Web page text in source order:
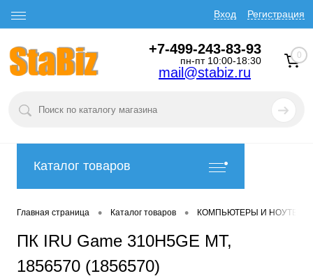
Вход Регистрация
+7-499-243-83-93
пн-пт 10:00-18:30
mail@stabiz.ru
0
Каталог товаров
Главная страница • Каталог товаров • КОМПЬЮТЕРЫ И
ПК IRU Game 310H5GE MT,
1856570 (1856570)